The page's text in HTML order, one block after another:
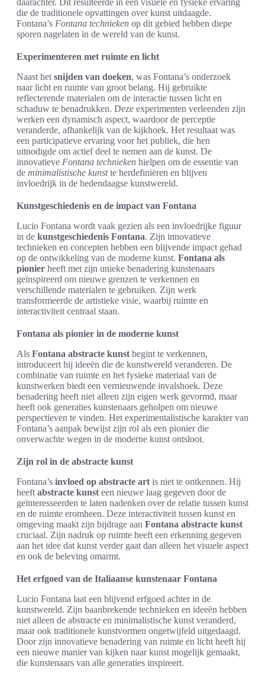
die de traditionele opvattingen over kunst uitdaagde.
Fontana’s Fontana technieken op dit gebied hebben diepe
sporen nagelaten in de wereld van de kunst.
Experimenteren met ruimte en licht
Naast het snijden van doeken, was Fontana’s onderzoek
naar licht en ruimte van groot belang. Hij gebruikte
reflecterende materialen om de interactie tussen licht en
schaduw te benadrukken. Deze experimenten verleenden zijn
werken een dynamisch aspect, waardoor de perceptie
veranderde, afhankelijk van de kijkhoek. Het resultaat was
een participatieve ervaring voor het publiek, die hen
uitnodigde om actief deel te nemen aan de kunst. De
innovatieve Fontana technieken hielpen om de essentie van
de minimalistische kunstte herdefiniëren en blijven
invloedrijk in de hedendaagse kunstwereld.
Kunstgeschiedenis en de impact van Fontana
Lucio Fontana wordt vaak gezien als een invloedrijke figuur
in de kunstgeschiedenis Fontana. Zijn innovatieve
technieken en concepten hebben een blijvende impact gehad
op de ontwikkeling van de moderne kunst. Fontana als
pionier heeft met zijn unieke benadering kunstenaars
geïnspireerd om nieuwe grenzen te verkennen en
verschillende materialen te gebruiken. Zijn werk
transformeerde de artistieke visie, waarbij ruimte en
interactiviteit centraal staan.
Fontana als pionier in de moderne kunst
Als Fontana abstracte kunst begint te verkennen,
introduceert hij ideeën die de kunstwereld veranderen. De
combinatie van ruimte en het fysieke materiaal van de
kunstwerken biedt een vernieuwende invalshoek. Deze
benadering heeft niet alleen zijn eigen werk gevormd, maar
heeft ook generaties kunstenaars geholpen om nieuwe
perspectieven te vinden. Het experimentalistische karakter van
Fontana’s aanpak bewijst zijn rol als een pionier die
onverwachte wegen in de moderne kunst ontsloot.
Zijn rol in de abstracte kunst
Fontana’s invloed op abstracte art is niet te ontkennen. Hij
heeft abstracte kunst een nieuwe laag gegeven door de
geïnteresseerden te laten nadenken over de relatie tussen kunst
en de ruimte eromheen. Deze interactiviteit tussen kunst en
omgeving maakt zijn bijdrage aan Fontana abstracte kunst
cruciaal. Zijn nadruk op ruimte heeft een erkenning gegeven
aan het idee dat kunst verder gaat dan alleen het visuele aspect
en ook de beleving omarmt.
Het erfgoed van de Italiaanse kunstenaar Fontana
Lucio Fontana laat een blijvend erfgoed achter in de
kunstwereld. Zijn baanbrekende technieken en ideeën hebben
niet alleen de abstracte en minimalistische kunst veranderd,
maar ook traditionele kunstvormen ongetwijfeld uitgedaagd.
Door zijn innovatieve benadering van ruimte en licht heeft hij
een nieuwe manier van kijken naar kunst mogelijk gemaakt,
die kunstenaars van alle generaties inspireert.